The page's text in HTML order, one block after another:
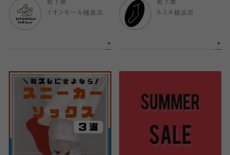
靴下屋
イオンモール橿原店
靴下屋
ルミネ横浜店